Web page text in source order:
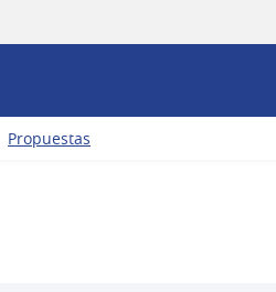
Propuestas